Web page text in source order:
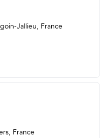
Jallieu, France
France